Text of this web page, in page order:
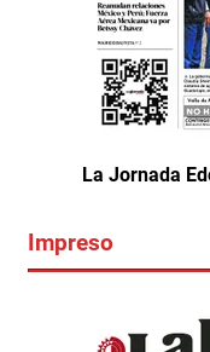
La Jornada
Impreso